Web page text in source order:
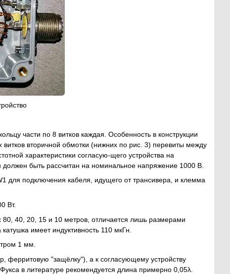
части по 8 витков каждая. Особенность в конструкции
вторичной обмотки (нижних по рис. 3) перевиты между
характеристики согласую-щего устройства на
быть рассчитан на номинальное напряжение 1000 В.
для подключения кабеля, идущего от трансивера, и клемма
Вт.
40, 20, 15 и 10 метров, отличается лишь размерами
имеет индуктивность 110 мкГн.
1 мм.
ферритовую "защёлку"), а к согласующему устройству
в литературе рекомендуется длина примерно 0,05λ.